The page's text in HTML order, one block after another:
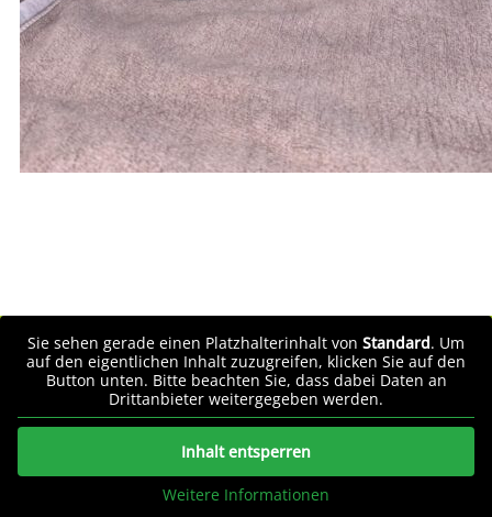
Sie sehen gerade einen Platzhalterinhalt von Standard. Um
auf den eigentlichen Inhalt zuzugreifen, klicken Sie auf den
Button unten. Bitte beachten Sie, dass dabei Daten an
Drittanbieter weitergegeben werden.
Inhalt entsperren
Weitere Informationen